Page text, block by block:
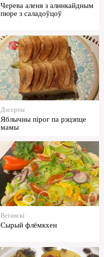
Черева аленя з алинкайдным
пюре з саладоўцоў
Дэсерты
Яблычны пірог па рэцэпце
мамы
Веганскі
Сырый флёмкхен